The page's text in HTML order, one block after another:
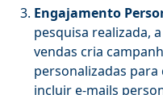
Engajamento
pesquisa realizada,
vendas cria
personalizadas
incluir e-mails